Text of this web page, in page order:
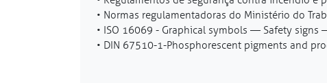
• Normas regulamentadoras do Ministério do
• ISO 16069 - Graphical symbols — Safety signs
• DIN 67510-1-Phosphorescent pigments and